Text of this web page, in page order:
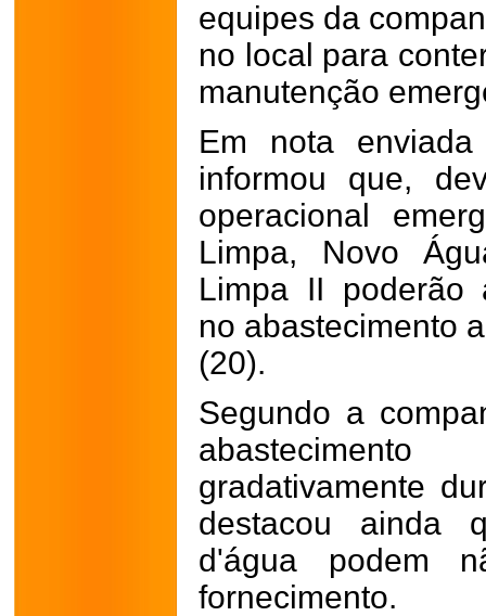
equipes da
no local para
manutenção
Em nota
informou que,
operacional
Limpa, Novo
Limpa II poderão
no abastecimento
(20).
Segundo a
gradativamente
destacou ainda
d'água podem
fornecimento.